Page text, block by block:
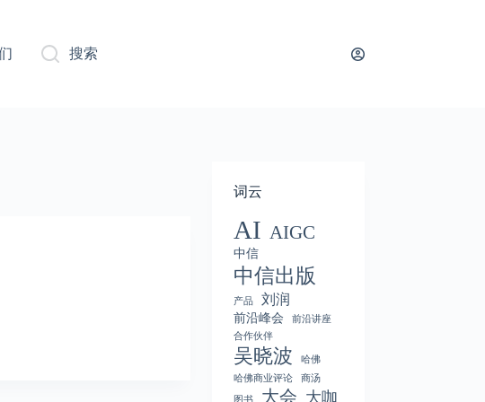
搜索
词云
AI AIGC
中信
中信出版
产品 刘润
前沿峰会
前沿讲座
合作伙伴
吴晓波
哈佛
哈佛商业评论
商汤
图书 大会 大咖